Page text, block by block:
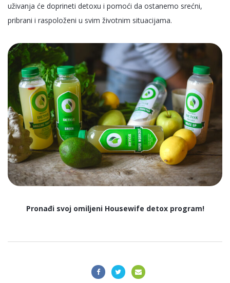
uživanja će doprineti detoxu i pomoći da ostanemo srećni,
pribrani i raspoloženi u svim životnim situacijama.
Pronađi svoj omiljeni Housewife detox program!